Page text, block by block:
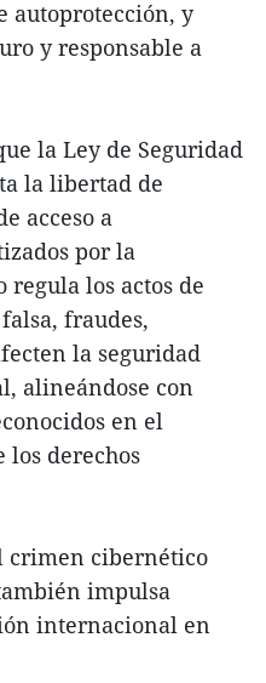
autoprotección, y
y responsable a
la Ley de Seguridad
la libertad de
acceso a
por la
regula los actos de
fraudes,
la seguridad
alineándose con
en el
derechos
crimen cibernético
impulsa
internacional en